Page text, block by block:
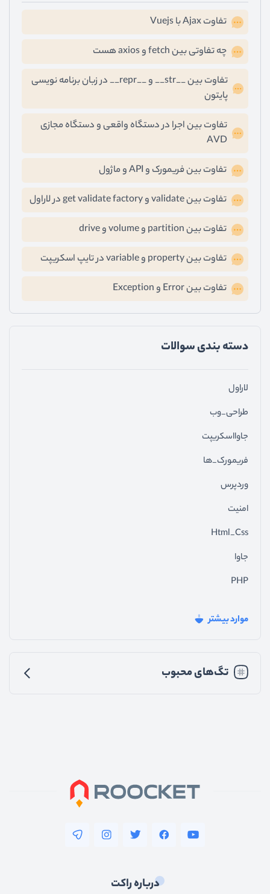
تفاوت Ajax با Vuejs
چه تفاوتی بین fetch و axios هست
تفاوت بین __str__ و __repr__ در زبان برنامه نویسی
پایتون
تفاوت بین اجرا در دستگاه واقعی و دستگاه مجازی
AVD
تفاوت بین فریمورک و API و ماژول
تفاوت بین validate و get validate factory در لاراول
تفاوت بین partition و volume و drive
تفاوت بین property و variable در تایپ اسکریپت
تفاوت بین Error و Exception
دسته ‌بندی سوالات
لاراول
طراحی_وب
جاوااسکریپت
فریمورک_ها
وردپرس
امنیت
Html_Css
جاوا
PHP
رابط_کاربری
موارد بیشتر
تگ‌های محبوب
درباره راکت